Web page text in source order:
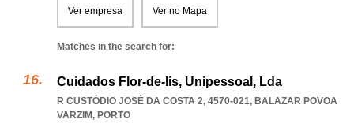
Ver empresa Ver no Mapa
Matches in the search for:
Cuidados Flor-de-lis, Unipessoal, Lda
R CUSTÓDIO JOSÉ DA COSTA 2, 4570-021, BALAZAR POVOA
VARZIM, PORTO